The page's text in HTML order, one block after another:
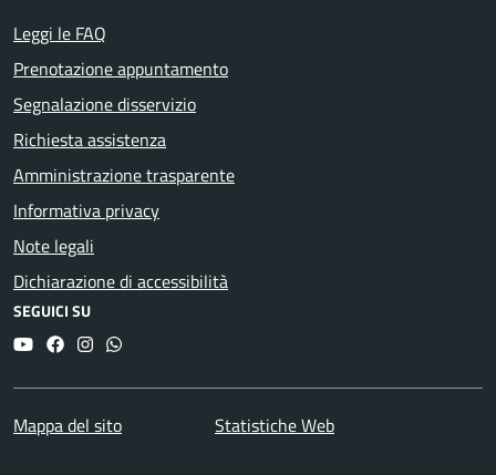
Leggi le FAQ
Prenotazione appuntamento
Segnalazione disservizio
Richiesta assistenza
Amministrazione trasparente
Informativa privacy
Note legali
Dichiarazione di accessibilità
SEGUICI SU
YouTubeFacebookInstagram
Whatsapp
Mappa del sito Statistiche Web